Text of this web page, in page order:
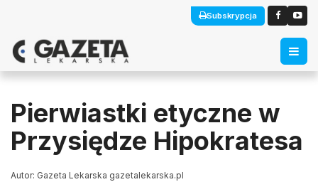
Subskrypcja
Pierwiastki etyczne w
Przysiędze Hipokratesa
Autor: Gazeta Lekarska gazetalekarska.pl